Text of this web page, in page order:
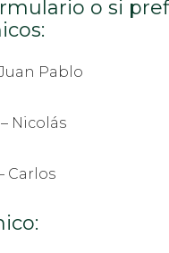
o si
Juan Pablo
Nicolás
Carlos